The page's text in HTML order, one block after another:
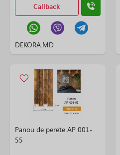
Callback
DEKORA.MD
Panou de perete AP 001-
55